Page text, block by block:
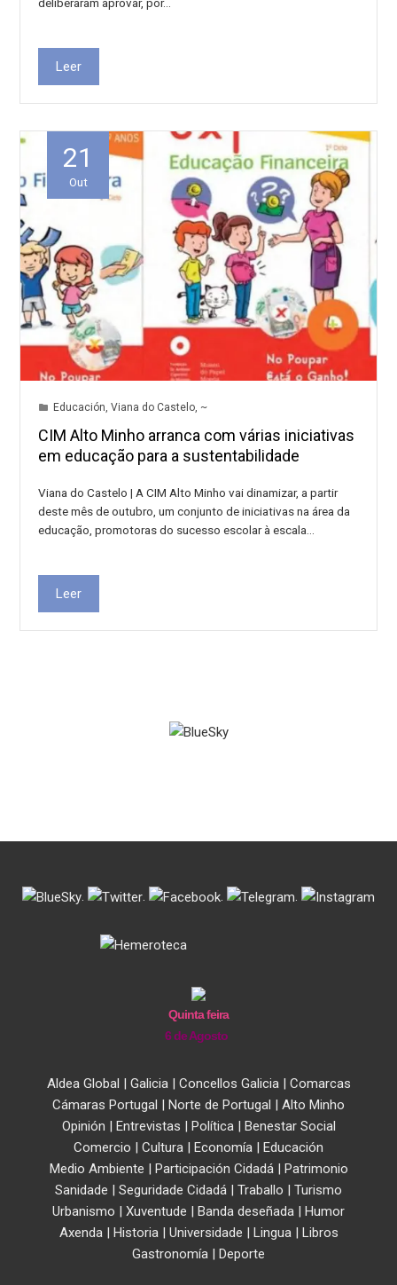
deliberaram aprovar, por…
Leer
21
Out
Educación,Viana do Castelo, ~
CIM Alto Minho arranca com várias iniciativas
em educação para a sustentabilidade
Viana do Castelo | A CIM Alto Minho vai dinamizar, a partir
deste mês de outubro, um conjunto de iniciativas na área da
educação, promotoras do sucesso escolar à escala…
Leer
. . . .
Quinta feira
6 de Agosto
Aldea Global | Galicia| Concellos Galicia| Comarcas
Cámaras Portugal | Norte de Portugal | Alto Minho
Opinión | Entrevistas | Política| Benestar Social
Comercio | Cultura | Economía | Educación
Medio Ambiente | Participación Cidadá| Patrimonio
Sanidade | Seguridade Cidadá | Traballo | Turismo
Urbanismo | Xuventude | Banda deseñada | Humor
Axenda| Historia| Universidade | Lingua| Libros
Gastronomía | Deporte